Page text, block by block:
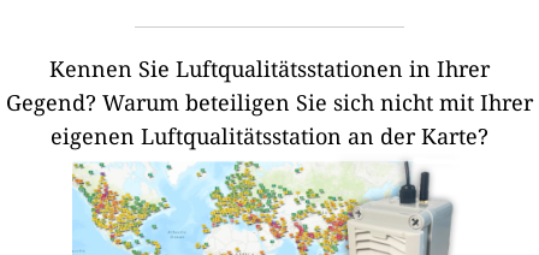
Kennen Sie Luftqualitätsstationen in Ihrer
Gegend? Warum beteiligen Sie sich nicht mit Ihrer
eigenen Luftqualitätsstation an der Karte?